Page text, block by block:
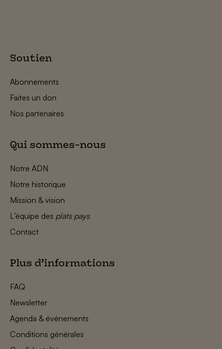
Soutien
Abonnements
Faites un don
Nos partenaires
Qui sommes-nous
Notre ADN
Notre historique
Mission & vision
L’équipe des plats pays
Contact
Plus d’informations
FAQ
Newsletter
Agenda & événements
Conditions générales